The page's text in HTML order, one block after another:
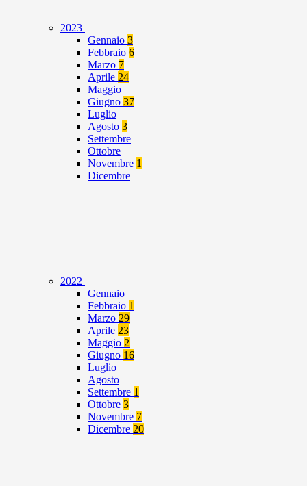
2023
Gennaio 3
Febbraio 6
Marzo 7
Aprile 24
Maggio
Giugno 37
Luglio
Agosto 3
Settembre
Ottobre
Novembre 1
Dicembre
2022
Gennaio
Febbraio 1
Marzo 29
Aprile 23
Maggio 2
Giugno 16
Luglio
Agosto
Settembre 1
Ottobre 3
Novembre 7
Dicembre 20